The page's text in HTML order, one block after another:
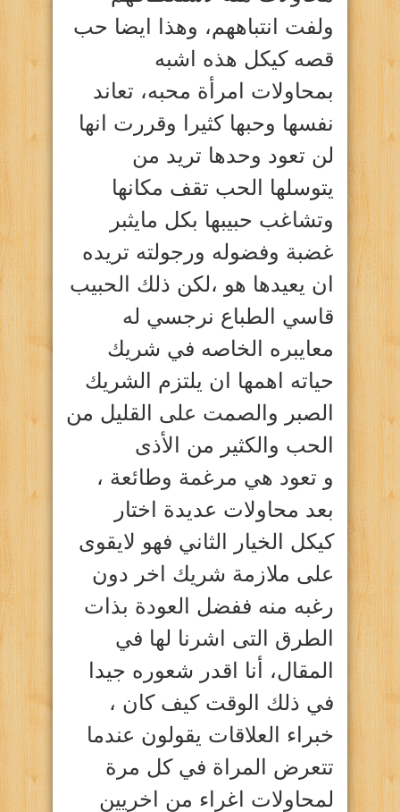
ولفت انتباههم، وهذا ايضا حب
قصه كيكل هذه اشبه
بمحاولات امرأة محبه، تعاند
نفسها وحبها كثيرا وقررت انها
لن تعود وحدها تريد من
يتوسلها الحب تقف مكانها
وتشاغب حبيبها بكل مايثبر
غضبة وفضوله ورجولته تريده
ان يعيدها هو ،لكن ذلك الحبيب
قاسي الطباع نرجسي له
معايبره الخاصه في شريك
حياته اهمها ان يلتزم الشريك
الصبر والصمت على القليل من
الحب والكثير من الأذى
و تعود هي مرغمة وطائعة ،
بعد محاولات عديدة اختار
كيكل الخيار الثاني فهو لايقوى
على ملازمة شريك اخر دون
رغبه منه ففضل العودة بذات
الطرق التى اشرنا لها في
المقال، أنا اقدر شعوره جيدا
في ذلك الوقت كيف كان ،
خبراء العلاقات يقولون عندما
تتعرض المراة في كل مرة
لمحاولات اغراء من اخريين